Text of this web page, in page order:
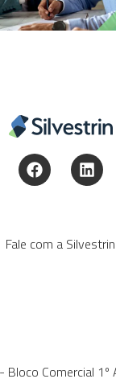
Fale com a Silvestrin
Bloco Comercial 1º